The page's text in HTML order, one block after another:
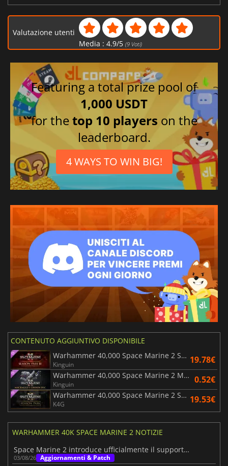
Valutazione utenti
Media : 4.9/5 (9Voti)
Featuring a total prize pool of
1,000 USDT
for thetop 10 players on the
leaderboard.
4 WAYS TO WIN BIG!
CONTENUTO AGGIUNTIVO DISPONIBILE
Warhammer 40,000 Space Marine 2 Season Pass 2
Kinguin 19.78€
Warhammer 40,000 Space Marine 2 Macragge’s Chosen
Kinguin 0.52€
Warhammer 40,000 Space Marine 2 Season Pass
K4G 19.53€
WARHAMMER 40K SPACE MARINE 2 NOTIZIE
Space Marine 2 introduce ufficialmente il supporto per Steam Workshop
03/08/26 Aggiornamenti & Patch